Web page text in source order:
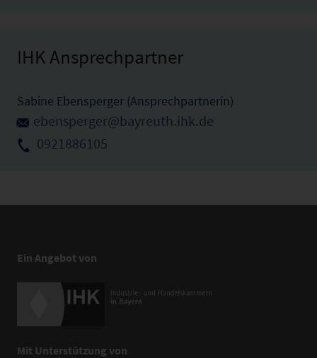
IHK Ansprechpartner
Sabine Ebensperger (Ansprechpartnerin)
ebensperger@bayreuth.ihk.de
0921886105
Ein Angebot von
Mit Unterstützung von